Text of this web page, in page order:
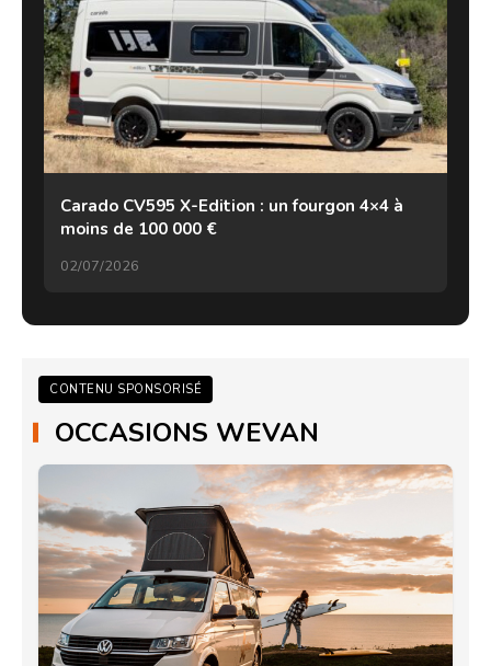
Carado CV595 X-Edition : un fourgon 4×4 à
moins de 100 000 €
02/07/2026
CONTENU SPONSORISÉ
OCCASIONS WEVAN